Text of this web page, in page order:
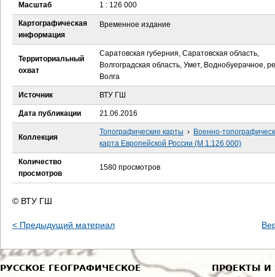
д
е
с
ь
Масштаб 1 : 126 000
Картографическая
информация
Временное издание
Территориальный
охват
Саратовская губерния, Саратовская область,
Волгоградская область, Умет, Воднобуерачное,
Волга
Источник ВТУ ГШ
Дата публикации 21.06.2016
Коллекция
Топографические карты › Военно-
карта Европейской России (М 1:126 000)
Количество
просмотров
1580 просмотров
© ВТУ ГШ
< Предыдущий материал
РУССКОЕ ГЕОГРАФИЧЕСКОЕ
ПРОЕКТЫ И